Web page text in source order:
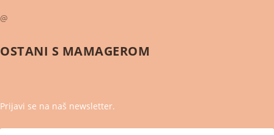
@
OSTANI S MAMAGEROM
Prijavi se na naš newsletter.